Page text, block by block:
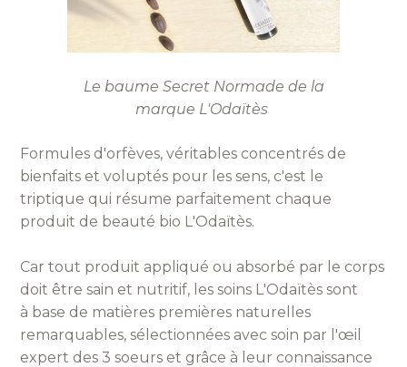
Le baume Secret Normade de la
marque L'Odaïtès
Formules d'orfèves, véritables concentrés de
bienfaits et voluptés pour les sens, c'est le
triptique qui résume parfaitement chaque
produit de beauté bio L'Odaïtès.
Car tout produit appliqué ou absorbé par le corps
doit être sain et nutritif, l es soins L'Odaïtès sont
à base de matières premières naturelles
remarquables, sélectionnées avec soin par l'œil
expert des 3 soeurs et grâce à leur connaissance